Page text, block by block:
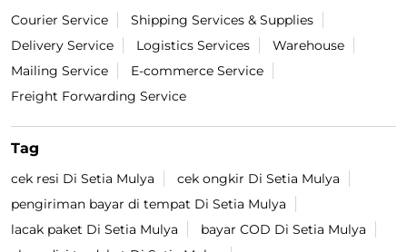
Courier Service
Shipping Services & Supplies
Delivery Service
Logistics Services
Warehouse
Mailing Service
E-commerce Service
Freight Forwarding Service
Tag
cek resi Di Setia Mulya
cek ongkir Di Setia Mulya
pengiriman bayar di tempat Di Setia Mulya
lacak paket Di Setia Mulya
bayar COD Di Setia Mulya